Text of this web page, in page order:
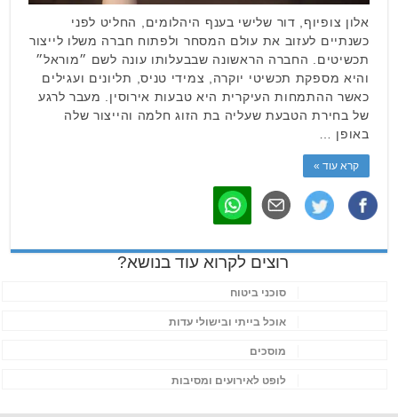
אלון צופיוף, דור שלישי בענף היהלומים, החליט לפני
כשנתיים לעזוב את עולם המסחר ולפתוח חברה משלו לייצור
תכשיטים. החברה הראשונה שבבעלותו עונה לשם ״מוראל״
והיא מספקת תכשיטי יוקרה, צמידי טניס, תליונים ועגילים
כאשר ההתמחות העיקרית היא טבעות אירוסין. מעבר לרגע
של בחירת הטבעת שעליה בת הזוג חלמה והייצור שלה
באופן …
קרא עוד »
רוצים לקרוא עוד בנושא?
סוכני ביטוח
אוכל בייתי ובישולי עדות
מוסכים
לופט לאירועים ומסיבות